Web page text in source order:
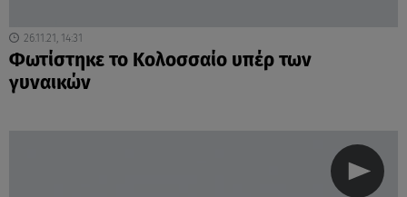
26.11.21, 14:31
Φωτίστηκε το Κολοσσαίο υπέρ των
γυναικών